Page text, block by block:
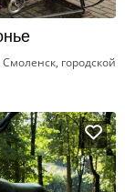
городской